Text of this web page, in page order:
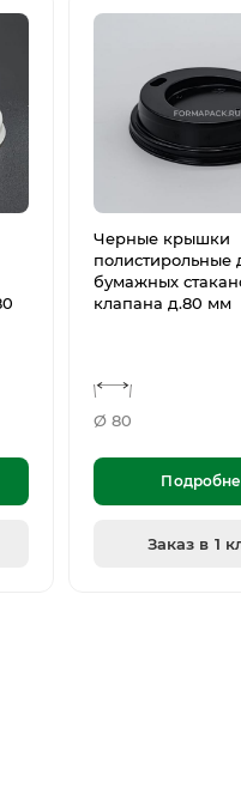
Черные крышки
полистирольные
бумажных
клапана д.80 мм
Ø 80
Заказ в 1